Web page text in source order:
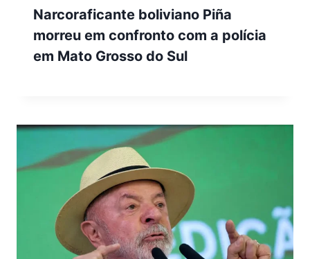
Narcoraficante boliviano Piña
morreu em confronto com a polícia
em Mato Grosso do Sul